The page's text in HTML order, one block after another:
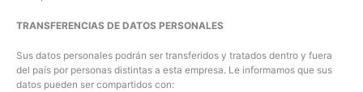
TRANSFERENCIAS DE DATOS PERSONALES
Sus datos personales podrán ser transferidos y tratados dentro y fuera
del país por personas distintas a esta empresa. Le informamos que sus
datos pueden ser compartidos con: